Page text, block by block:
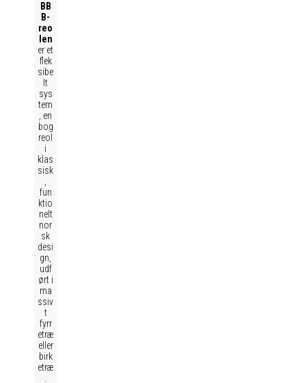
BB
B-
reo
len
er et
flek
sibe
lt
sys
tem
, en
bog
reol
i
klas
sisk
fun
ktio
nelt
nor
sk
desi
gn,
udf
ørt i
ma
ssiv
t
fyrr
etræ
eller
birk
etræ